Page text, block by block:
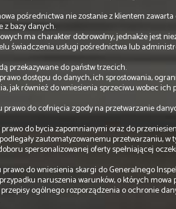
pośrednictwa nie zostanie z klientem
z bazy danych.
ma charakter dobrowolny, jednakże jest
świadczenia usługi pośrednictwa lub
przekazywane do państw trzecich.
dostępu do danych, ich sprostowania,
jak również do wniesienia sprzeciwu wobec ich
prawo do cofnięcia zgody na przetwarzanie
prawo do bycia zapomnianymi oraz do
zautomatyzowanemu przetwarzaniu, w
spersonalizowanej oferty spełniającej
prawo do wniesienia skargi do Generalnego
naruszenia warunków, o których mowa
ogólnego rozporządzenia o ochronie